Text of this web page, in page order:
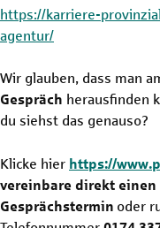
https://karriere-
agentur/
Wir glauben, dass man
Gespräch herausfinden
du siehst das genauso?
Klicke hier https://
vereinbare direkt
Gesprächstermin oder